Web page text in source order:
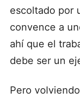
escoltado por
convence a
ahí que el
debe ser un
Pero